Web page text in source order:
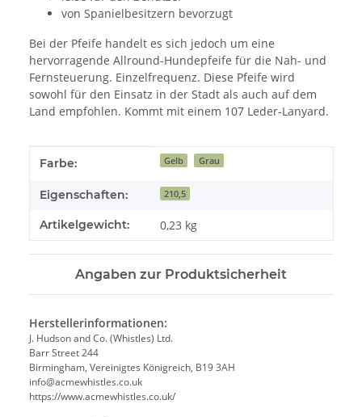
von Spanielbesitzern bevorzugt
Bei der Pfeife handelt es sich jedoch um eine
hervorragende Allround-Hundepfeife für die Nah- und
Fernsteuerung. Einzelfrequenz. Diese Pfeife wird
sowohl für den Einsatz in der Stadt als auch auf dem
Land empfohlen. Kommt mit einem 107 Leder-Lanyard.
Produkteigenschaft
Wert
Farbe: Gelb Grau
Eigenschaften: 210,5
Artikelgewicht: 0,23 kg
Angaben zur Produktsicherheit
Herstellerinformationen:
J. Hudson and Co. (Whistles) Ltd.
Barr Street 244
Birmingham, Vereinigtes Königreich, B19 3AH
info@acmewhistles.co.uk
https://www.acmewhistles.co.uk/